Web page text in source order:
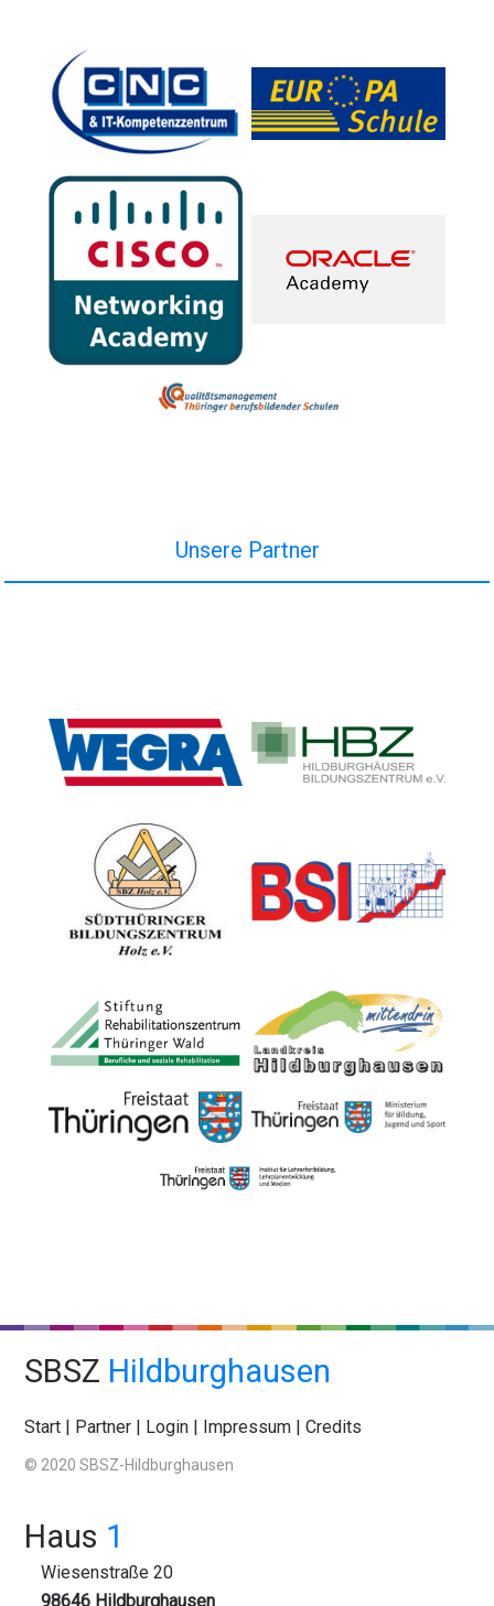
Unsere Partner
SBSZ Hildburghausen
Start | Partner | Login | Impressum |Credits
© 2020 SBSZ-Hildburghausen
Haus 1
Wiesenstraße 20
98646 Hildburghausen